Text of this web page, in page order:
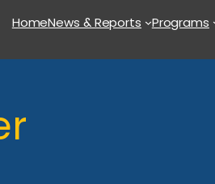
HomeNews & Reports Programs